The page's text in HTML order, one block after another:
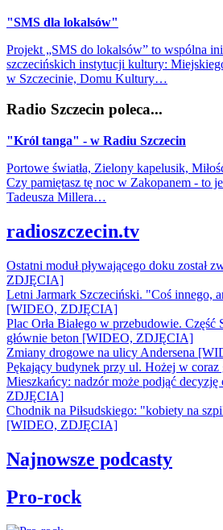
"SMS dla lokalsów"
Projekt „SMS do lokalsów” to wspólna
szczecińskich instytucji kultury:
w Szczecinie, Domu Kultury…
Radio Szczecin poleca...
"Król tanga" - w Radiu Szczecin
Portowe światła, Zielony kapelusik,
Czy pamiętasz tę noc w Zakopanem - to
Tadeusza Millera…
radioszczecin.tv
Ostatni moduł pływającego doku został
ZDJĘCIA]
Letni Jarmark Szczeciński. "Coś innego,
[WIDEO, ZDJĘCIA]
Plac Orła Białego w przebudowie. Część
głównie beton [WIDEO, ZDJĘCIA]
Zmiany drogowe na ulicy Andersena
Pękający budynek przy ul. Hożej w coraz
Mieszkańcy: nadzór może podjąć
ZDJĘCIA]
Chodnik na Piłsudskiego: "kobiety na
[WIDEO, ZDJĘCIA]
Najnowsze podcasty
Pro-rock